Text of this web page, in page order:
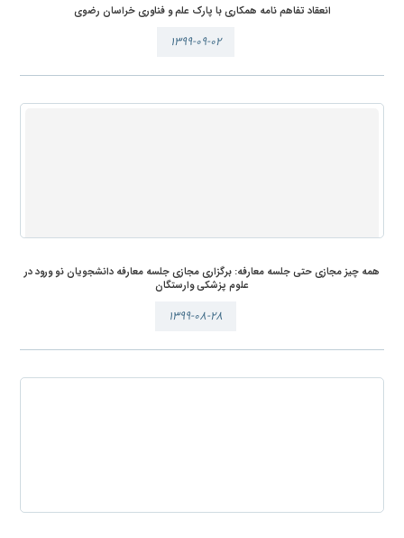
انعقاد تفاهم نامه همکاری با پارک علم و فناوری خراسان رضوی
۱۳۹۹-۰۹-۰۲
همه چیز مجازی حتی جلسه معارفه: برگزاری مجازی جلسه معارفه دانشجویان نو ورود در
علوم پزشکی وارستگان
۱۳۹۹-۰۸-۲۸